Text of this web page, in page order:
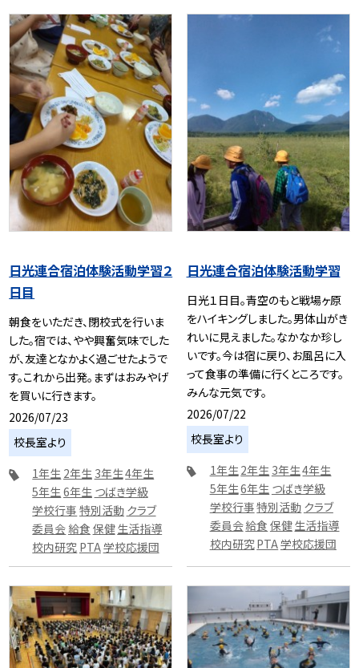
日光連合宿泊体験活動学習２
日目
朝食をいただき、閉校式を行いま
した。宿では、やや興奮気味でした
が、友達となかよく過ごせたようで
す。これから出発。まずはおみやげ
を買いに行きます。
2026/07/23
校長室より
1年生 2年生 3年生4年生
5年生6年生 つばき学級
学校行事 特別活動 クラブ
委員会 給食 保健生活指導
校内研究 PTA学校応援団
日光連合宿泊体験活動学習
日光１日目。青空のもと戦場ヶ原
をハイキングしました。男体山がき
れいに見えました。なかなか珍し
いです。今は宿に戻り、お風呂に入
って食事の準備に行くところです。
みんな元気です。
2026/07/22
校長室より
1年生2年生 3年生4年生
5年生6年生 つばき学級
学校行事特別活動 クラブ
委員会給食 保健生活指導
校内研究PTA学校応援団